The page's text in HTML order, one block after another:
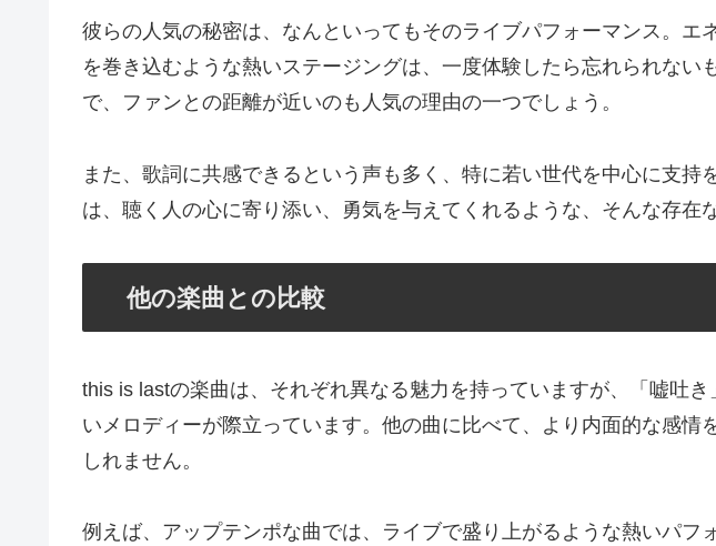
彼らの人気の秘密は、なんといってもそのライブパフォーマンス。エ
を巻き込むような熱いステージングは、一度体験したら忘れられない
で、ファンとの距離が近いのも人気の理由の一つでしょう。
また、歌詞に共感できるという声も多く、特に若い世代を中心に支持
は、聴く人の心に寄り添い、勇気を与えてくれるような、そんな存在
他の楽曲との比較
this is lastの楽曲は、それぞれ異なる魅力を持っていますが、「嘘吐
いメロディーが際立っています。他の曲に比べて、より内面的な感情
しれません。
例えば、アップテンポな曲では、ライブで盛り上がるような熱いパフ